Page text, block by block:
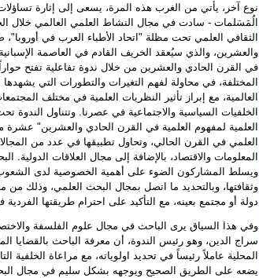
نوع آخر، يأتي من الغرب هذه المرة، يسعى إلى إثارة
الُمَسَلمات - سادت في مجال النشاط العلمي العالمي خلال
الثقافي العلمي تحت مظلة "اتحاد الأطباء العرب في
والعشرين، والذي سيُعقد الخريف القادم في العاصمة
في القرن الحادي والعشرين من خلال ندوة تفاعلية تفتح
المختلفة، في محاولة لفهم التغيرات والتطورات التي يشهدها
العالمية، مع إبراز تأثير النظريات العلمية في مختلف
الخلفيات السياسية والاجتماعية في عصرنا. وتتناول الندوة
العلمية لمفهوم العلمية في القرن الحادي والعشرين"
العلمي في القرن الحالي، وتحاول تطبيقها في عدد من
المعلومات والاقتصاد، بالإضافة إلى مجال العلاقات
ويسلط المشاركون الضوء على أهمية الخصوصية لدى الشعوب
وثقافتها، وبالتحديد ما اتصل بمجال البحث العلمي، وذلك
دولة أو مجتمع بعينه، مع التأكيد على احترام طريقتها
وفي هذا السياق يرى الباحث في مجال علوم الفلسفة
سراج الدين، وهو رئيس الندوة، أن معرفة الباحث بالقضايا
المحلية عاملاً رئيساً في تحديد اولوياته، مع مراعاة الخلفية
يضعه على الطريق الصحيح ويوجهه بشكل سليم في مجال